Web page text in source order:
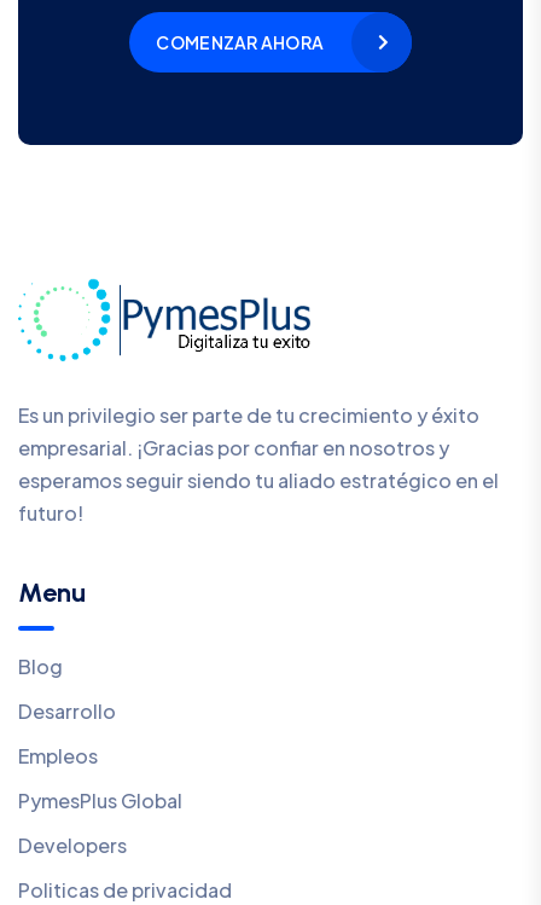
COMENZAR AHORA
Es un privilegio ser parte de tu crecimiento y éxito
empresarial. ¡Gracias por confiar en nosotros y
esperamos seguir siendo tu aliado estratégico en el
futuro!
Menu
Blog
Desarrollo
Empleos
PymesPlus Global
Developers
Politicas de privacidad